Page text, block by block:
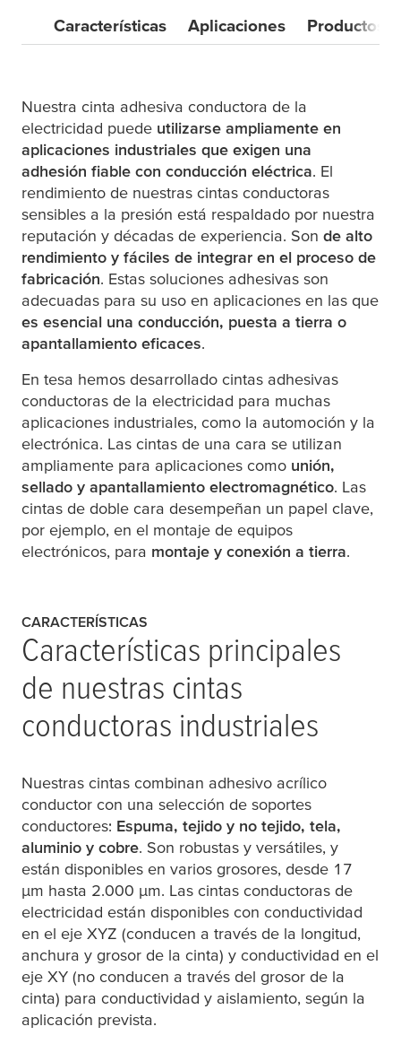
Características Aplicaciones Productos
Nuestra cinta adhesiva conductora de la
electricidad puede utilizarse ampliamente en
aplicaciones industriales que exigen una
adhesión fiable con conducción eléctrica. El
rendimiento de nuestras cintas conductoras
sensibles a la presión está respaldado por nuestra
reputación y décadas de experiencia. Son de alto
rendimiento y fáciles de integrar en el proceso de
fabricación. Estas soluciones adhesivas son
adecuadas para su uso en aplicaciones en las que
es esencial una conducción, puesta a tierra o
apantallamiento eficaces.
En tesa hemos desarrollado cintas adhesivas
conductoras de la electricidad para muchas
aplicaciones industriales, como la automoción y la
electrónica. Las cintas de una cara se utilizan
ampliamente para aplicaciones como unión,
sellado y apantallamiento electromagnético. Las
cintas de doble cara desempeñan un papel clave,
por ejemplo, en el montaje de equipos
electrónicos, para montaje y conexión a tierra.
CARACTERÍSTICAS
Características principales
de nuestras cintas
conductoras industriales
Nuestras cintas combinan adhesivo acrílico
conductor con una selección de soportes
conductores: Espuma, tejido y no tejido, tela,
aluminio y cobre. Son robustas y versátiles, y
están disponibles en varios grosores, desde 17
µm hasta 2.000 µm. Las cintas conductoras de
electricidad están disponibles con conductividad
en el eje XYZ (conducen a través de la longitud,
anchura y grosor de la cinta) y conductividad en el
eje XY (no conducen a través del grosor de la
cinta) para conductividad y aislamiento, según la
aplicación prevista.